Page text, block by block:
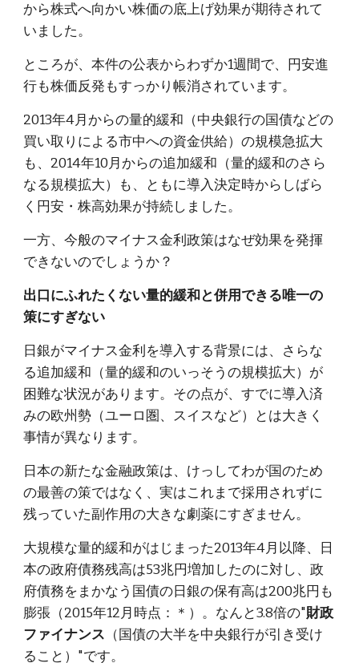
から株式へ向かい株価の底上げ効果が期待されて
いました。
ところが、本件の公表からわずか1週間で、円安進
行も株価反発もすっかり帳消されています。
2013年4月からの量的緩和（中央銀行の国債などの
買い取りによる市中への資金供給）の規模急拡大
も、2014年10月からの追加緩和（量的緩和のさら
なる規模拡大）も、ともに導入決定時からしばら
く円安・株高効果が持続しました。
一方、今般のマイナス金利政策はなぜ効果を発揮
できないのでしょうか？
出口にふれたくない量的緩和と併用できる唯一の
策にすぎない
日銀がマイナス金利を導入する背景には、さらな
る追加緩和（量的緩和のいっそうの規模拡大）が
困難な状況があります。その点が、すでに導入済
みの欧州勢（ユーロ圏、スイスなど）とは大きく
事情が異なります。
日本の新たな金融政策は、けっしてわが国のため
の最善の策ではなく、実はこれまで採用されずに
残っていた副作用の大きな劇薬にすぎません。
大規模な量的緩和がはじまった2013年4月以降、日
本の政府債務残高は53兆円増加したのに対し、政
府債務をまかなう国債の日銀の保有高は200兆円も
膨張（2015年12月時点：＊）。なんと3.8倍の"財政
ファイナンス
（国債の大半を中央銀行が引き受け
ること）"です。